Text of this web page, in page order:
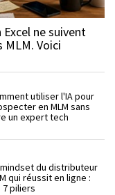
ne suivent
MLM. Voici
utiliser l'IA pour
en MLM sans
un expert tech
du distributeur
qui réussit en ligne :
7 piliers